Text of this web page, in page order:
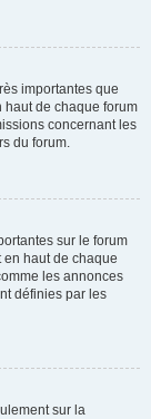
importantes que
haut de chaque forum
concernant les
du forum.
sur le forum
haut de chaque
les annonces
définies par les
sur la